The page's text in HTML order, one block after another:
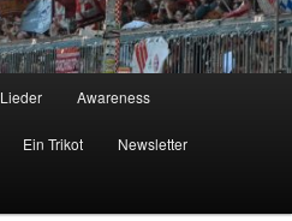
Lieder Awareness
Ein Trikot Newsletter